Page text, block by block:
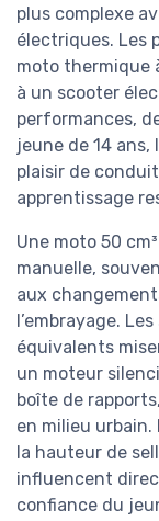
plus complexe
électriques. Les
moto thermique
à un scooter
performances,
jeune de 14
plaisir de
apprentissage
Une moto 50
manuelle,
aux
l’embrayage.
équivalents
un moteur
boîte de
en milieu urbain.
la hauteur de
influencent
confiance du